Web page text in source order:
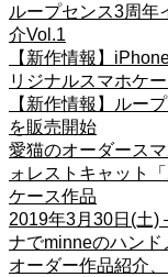
ループセンス3周年
介Vol.1
【新作情報】
リジナルスマホケ
【新作情報】ルー
を販売開始
愛猫のオーダース
ォレストキャット
ケース作品
2019年3月30日(土)
ナでminneのハン
オーダー作品紹介